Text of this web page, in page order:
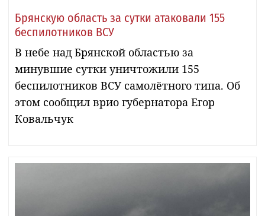
Брянскую область за сутки атаковали 155
беспилотников ВСУ
В небе над Брянской областью за
минувшие сутки уничтожили 155
беспилотников ВСУ самолётного типа. Об
этом сообщил врио губернатора Егор
Ковальчук